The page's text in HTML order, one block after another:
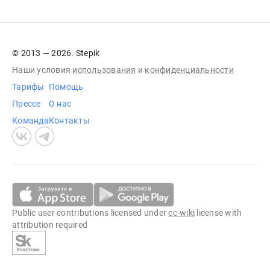
© 2013 — 2026. Stepik
Наши условия использования и конфиденциальности
Тарифы
Прессе
Команда
Помощь
О нас
Контакты
Public user contributions licensed undercc-wiki license with
attribution required